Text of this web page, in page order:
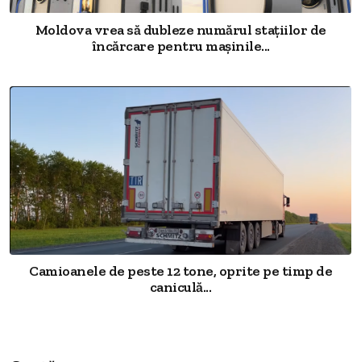
Moldova vrea să dubleze numărul stațiilor de
încărcare pentru mașinile...
Camioanele de peste 12 tone, oprite pe timp de
caniculă...